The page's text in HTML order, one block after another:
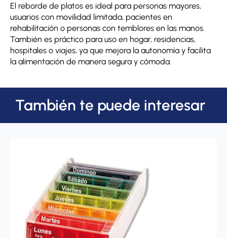
El reborde de platos es ideal para personas mayores,
usuarios con movilidad limitada, pacientes en
rehabilitación o personas con temblores en las manos.
También es práctico para uso en hogar, residencias,
hospitales o viajes, ya que mejora la autonomía y facilita
la alimentación de manera segura y cómoda.
También te puede interesar